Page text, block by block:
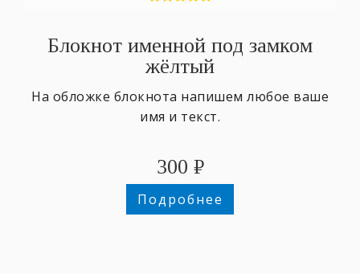
Блокнот именной под замком
жёлтый
На обложке блокнота напишем любое ваше
имя и текст.
300 ₽
Подробнее